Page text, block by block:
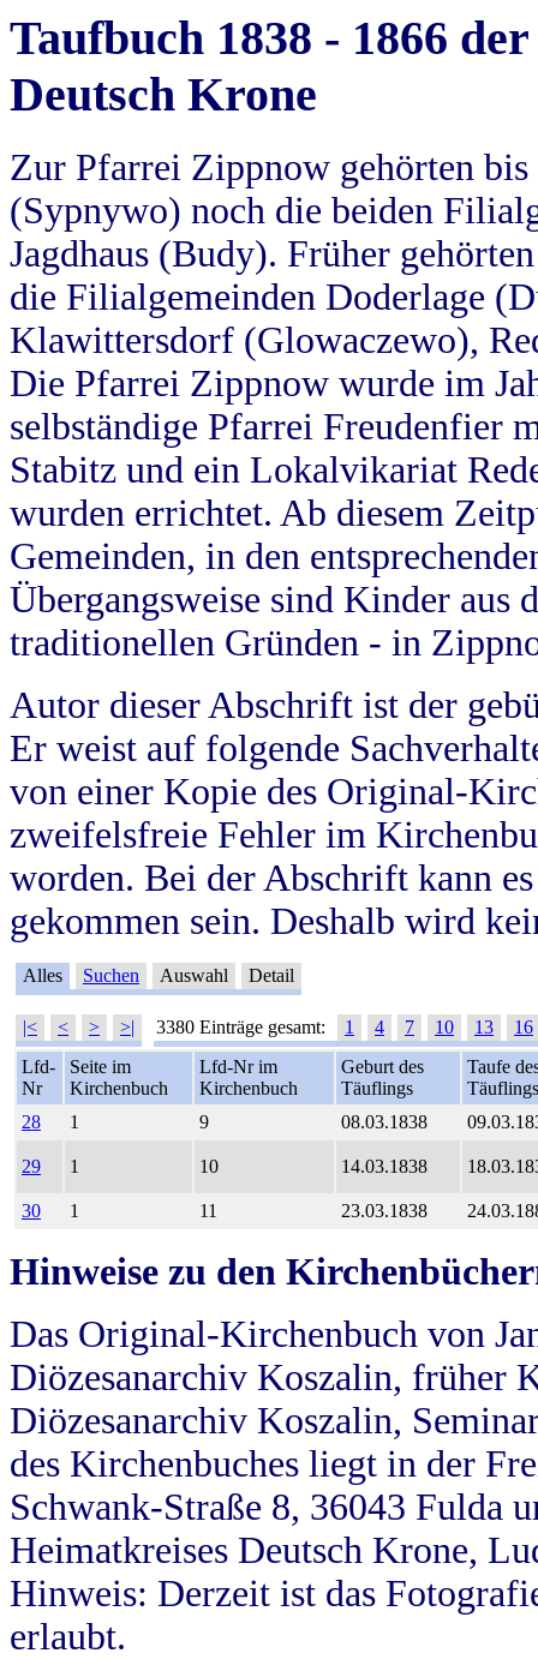
Taufbuch 1838 - 1866
Deutsch Krone
Zur Pfarrei Zippnow gehörten
(Sypnywo) noch die beiden
Jagdhaus (Budy). Früher
die Filialgemeinden Doderlage
Klawittersdorf (Glowaczewo),
Die Pfarrei Zippnow wurde im
selbständige Pfarrei Freudenfier
Stabitz und ein Lokalvikariat
wurden errichtet. Ab diesem
Gemeinden, in den
Übergangsweise sind Kinder aus
traditionellen Gründen - in
Autor dieser Abschrift ist der
Er weist auf folgende
von einer Kopie des Original-
zweifelsfreie Fehler im
worden. Bei der Abschrift kann
gekommen sein. Deshalb wird
Alles Suchen Auswahl Detail
|< < > >| 3380 Einträge gesamt: 1 4 7 10 13
16
Lfd-
Nr
Seite im
Kirchenbuch
Lfd-Nr im
Kirchenbuch
Geburt des
Täuflings
Taufe
Täuflings
28
1 9 08.03.1838
29 1 10 14.03.1838
30 1 11 23.03.1838
Hinweise zu den
Das Original-Kirchenbuch von
Diözesanarchiv Koszalin, früher
Diözesanarchiv Koszalin,
des Kirchenbuches liegt in der
Schwank-Straße 8, 36043 Fulda
Heimatkreises Deutsch Krone,
Hinweis: Derzeit ist das
erlaubt.